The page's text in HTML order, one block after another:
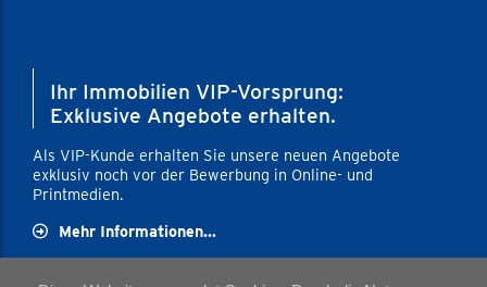
Ihr Immobilien VIP-Vorsprung:
Exklusive Angebote erhalten.
Als VIP-Kunde erhalten Sie unsere neuen Angebote
exklusiv noch vor der Bewerbung in Online- und
Printmedien.
Mehr Informationen...